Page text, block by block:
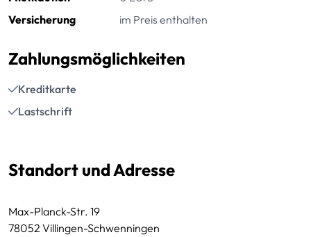
Versicherung
im Preis enthalten
Zahlungsmöglichkeiten
Kreditkarte
Lastschrift
Standort und Adresse
Max-Planck-Str. 19
78052 Villingen-Schwenningen